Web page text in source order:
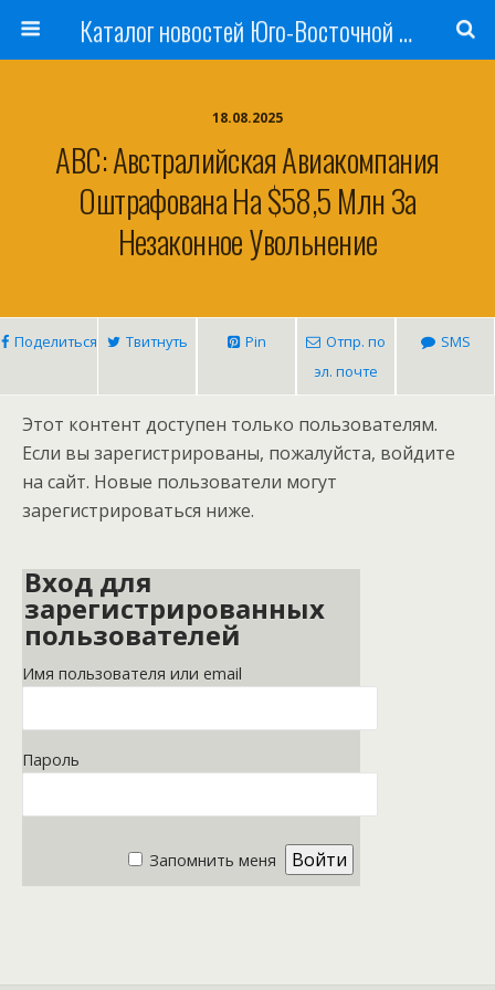
Каталог новостей Юго-Восточной Азии, Австралии и Океании
18.08.2025
ABC: Австралийская Авиакомпания
Оштрафована На $58,5 Млн За
Незаконное Увольнение
Поделиться Твитнуть Pin
Отпр. по
эл. почте
SMS
Этот контент доступен только пользователям.
Если вы зарегистрированы, пожалуйста, войдите
на сайт. Новые пользователи могут
зарегистрироваться ниже.
Вход для
зарегистрированных
пользователей
Имя пользователя или email
Пароль
Запомнить меня